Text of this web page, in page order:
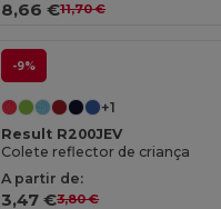
8,66 €11,70 €
-9%
+1
Result R200JEV
Colete reflector de criança
A partir de:
3,47 €3,80 €